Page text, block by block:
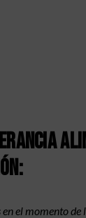
el momento